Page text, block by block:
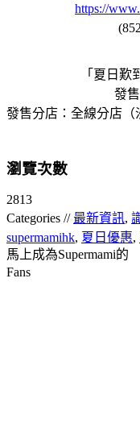
https://
「夏日歎
發
發售分店：全線分店
瀏覽次數
2813
Categories // 最新資訊,
supermamihk, 夏日優惠,
馬上成為Supermami的
Fans